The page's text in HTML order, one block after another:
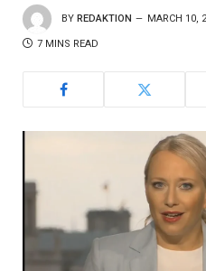
BY REDAKTION MARCH 10,
7 MINS READ